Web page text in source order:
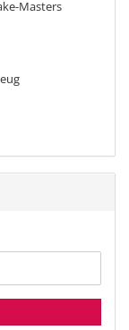
Masters